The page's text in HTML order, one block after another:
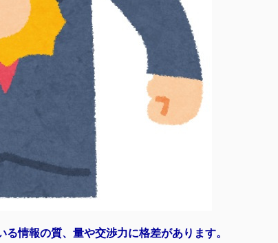
情報の質、量や交渉力に格差があります。